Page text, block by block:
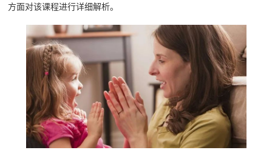
方面对该课程进行详细解析。